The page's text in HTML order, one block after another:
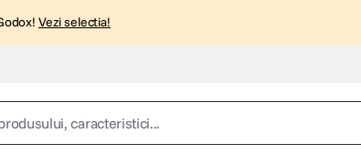
Vezi selectia!
caracteristici...